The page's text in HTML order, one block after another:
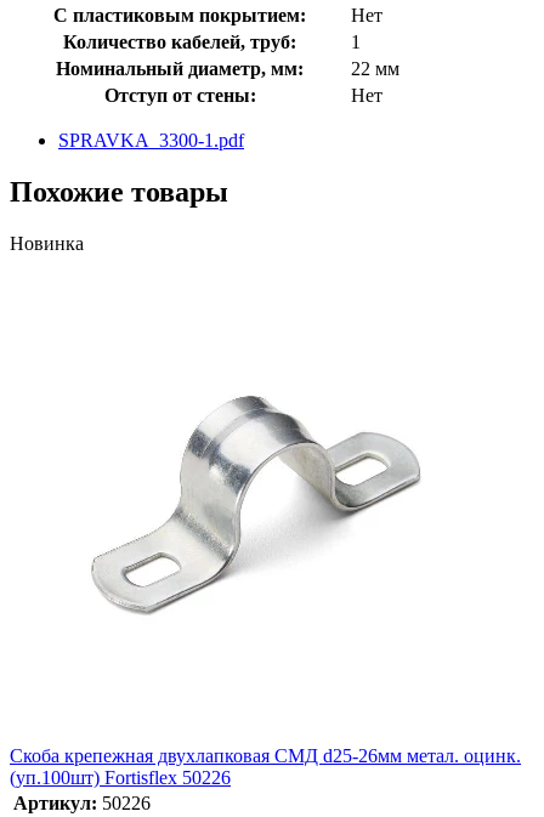
С пластиковым покрытием:
Нет
Количество кабелей, труб:
1
Номинальный диаметр, мм:
22 мм
Отступ от стены:
Нет
SPRAVKA_3300-1.pdf
Похожие товары
Новинка
Скоба крепежная двухлапковая СМД d25-26мм метал. оцинк.
(уп.100шт) Fortisflex 50226
Артикул: 50226